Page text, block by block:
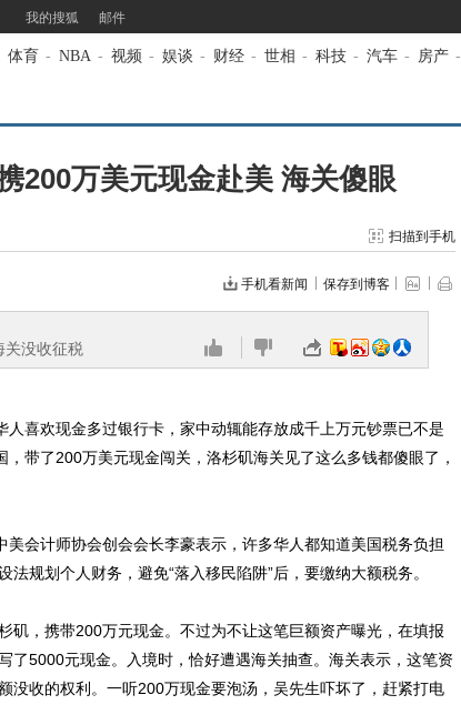
我的搜狐 邮件
体育 - NBA - 视频 - 娱谈 - 财经 - 世相 - 科技 - 汽车 - 房产 -
200万美元现金赴美 海关傻眼
扫描到手机
手机看新闻 保存到博客
关没收征税
喜欢现金多过银行卡，家中动辄能存放成千上万元钞票已不是
，带了200万美元现金闯关，洛杉矶海关见了这么多钱都傻眼了，
会计师协会创会会长李豪表示，许多华人都知道美国税务负担
规划个人财务，避免“落入移民陷阱”后，要缴纳大额税务。
，携带200万元现金。不过为不让这笔巨额资产曝光，在填报
了5000元现金。入境时，恰好遭遇海关抽查。海关表示，这笔资
没收的权利。一听200万现金要泡汤，吴先生吓坏了，赶紧打电